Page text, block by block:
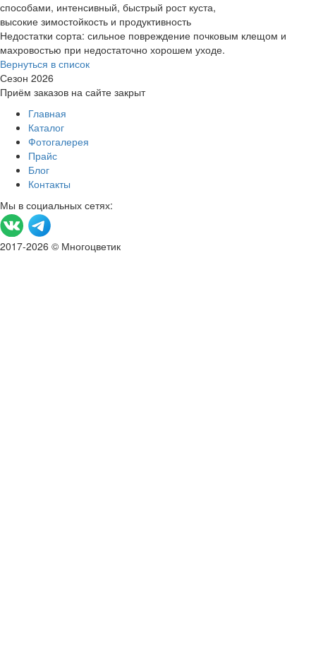
способами, интенсивный, быстрый рост куста,
высокие зимостойкость и продуктивность
Недостатки сорта: сильное повреждение почковым клещом и
махровостью при недостаточно хорошем уходе.
Вернуться в список
Сезон 2026
Приём заказов на сайте закрыт
Главная
Каталог
Фотогалерея
Прайс
Блог
Контакты
Мы в социальных сетях:
2017-2026 © Многоцветик